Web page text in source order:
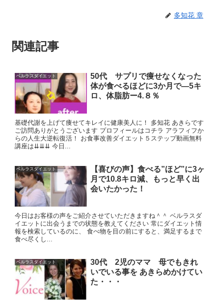
多知花 章
関連記事
ベルラスダイエット
50代 サプリで痩せなくなった
体が食べるほどに3か月で―5キ
ロ、体脂肪ー4.８％
基礎代謝を上げて痩せてキレイに健康美人に！ 多知花 あきらです
ご訪問ありがとうございます プロフィールはコチラ アラフィフか
らの人生大逆転復活！ お食事改善ダイエット５ステップ動画無料
講座は⇊⇊⇊ 今日...
ベルラスダイエット
【喜びの声】食べる”ほど”に3ヶ
月で10.8キロ減、もっと早く出
会いたかった！
今日はお客様の声をご紹介させていただきますね＾＾ ベルラスダ
イエットに出会うまでの状態を教えてください 常にダイエット情
報を検索しているのに、 食べ物を目の前にすると、満足するまで
食べ尽くし...
ベルラスダイエット
30代 2児のママ 母でもきれ
いでいる事を あきらめかけてい
た・・・